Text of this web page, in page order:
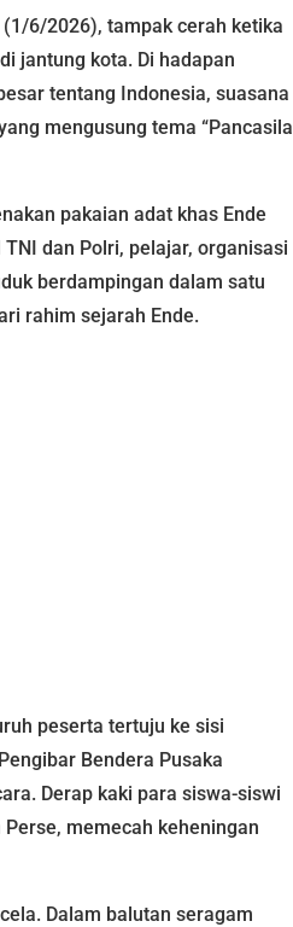
6/2026), tampak cerah ketika
jantung kota. Di hadapan
tentang Indonesia, suasana
mengusung tema “Pancasila
pakaian adat khas Ende
dan Polri, pelajar, organisasi
berdampingan dalam satu
rahim sejarah Ende.
peserta tertuju ke sisi
Bendera Pusaka
Derap kaki para siswa-siswi
memecah keheningan
Dalam balutan seragam